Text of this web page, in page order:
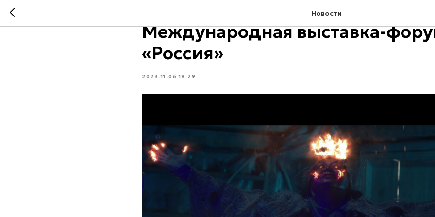
Новости
4 ноября открылась масштабная
Международная выставка-
«Россия»
2023-11-06 19:29